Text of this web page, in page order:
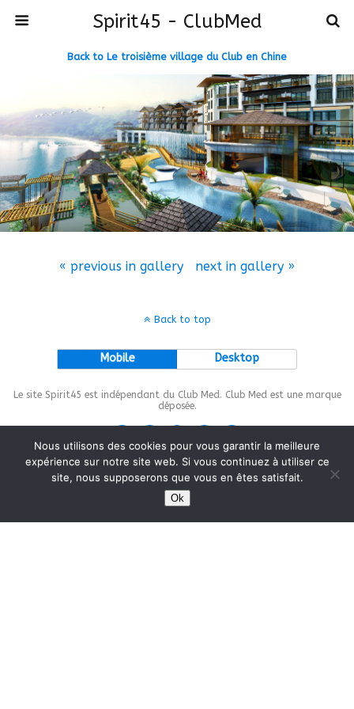
Spirit45 - ClubMed
Back to Le troisième village du Club en Chine
« previous in gallery next in gallery »
Back to top
Mobile Desktop
Le site Spirit45 est indépendant du Club Med. Club Med est une marque
déposée.
This site is protected bywp-copyrightpro.com
Nous utilisons des cookies pour vous garantir la meilleure
expérience sur notre site web. Si vous continuez à utiliser ce
site, nous supposerons que vous en êtes satisfait.
Ok